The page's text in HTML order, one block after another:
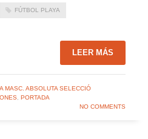
FÚTBOL PLAYA
LEER MÁS
MASC. ABSOLUTA SELECCIÓ
, PORTADA
NO COMMENTS